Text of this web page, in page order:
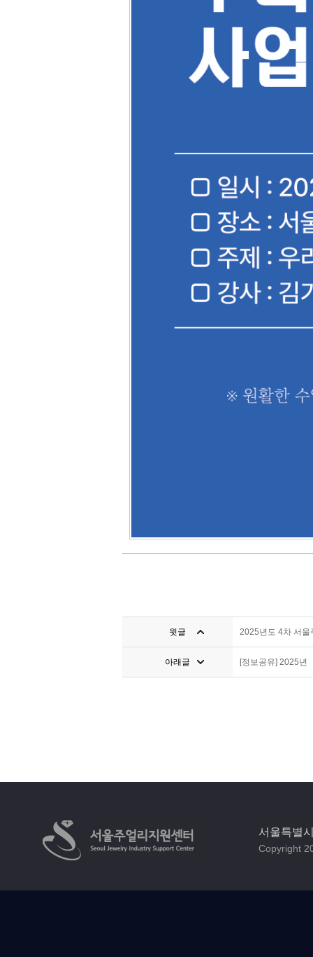
윗글 2025년도 4차 서울
아래글 [정보공유] 2025년
서울특별
Copyright